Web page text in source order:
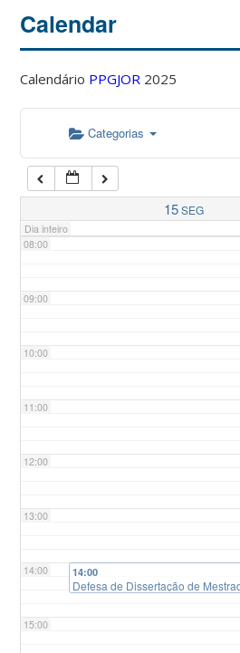
Calendar
Calendário PPGJOR 2025
Categorias
15SEG
Dia inteiro
04:00
05:00
07:00
08:00
09:00
10:00
11:00
12:00
13:00
14:00
15:00
14:00
Defesa de Dissertação de